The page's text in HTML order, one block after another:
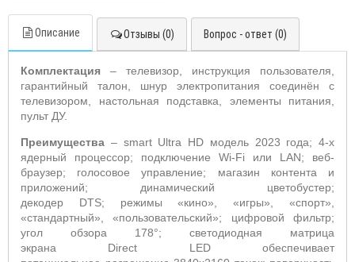
Описание Отзывы (0) Вопрос - ответ (0)
Комплектация – телевизор, инструкция пользователя,
гарантийный талон, шнур электропитания соединён с
телевизором, настольная подставка, элементы питания,
пульт ДУ.
Преимущества – smartUltra HD модель 2023 года; 4-х
ядерный процессор; подключение Wi-Fi или LAN; веб-
браузер; голосовое управление; магазин контента и
приложений; динамический цветобустер;
декодер DTS; режимы «кино», «игры», «спорт»,
«стандартный», «пользовательский»; цифровой фильтр;
угол обзора 178°; светодиодная матрица
экрана Direct LED
обеспечивает